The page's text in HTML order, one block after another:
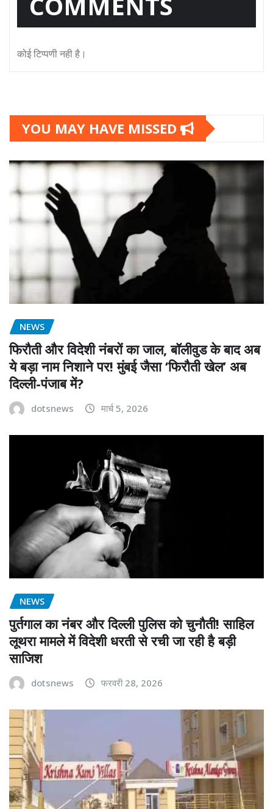
कोई टिप्पणी नही है।
YOU MAY HAVE MISSED
NEWS
फिरौती और विदेशी नंबरों का जाल, बॉलीवुड के बाद अब
ये बड़ा नाम निशाने पर! मुंबई जैसा ‘फिरौती खेल’ अब
दिल्ली-पंजाब में?
dotsnews मार्च 5, 2026
NEWS
पुर्तगाल का नंबर और दिल्ली पुलिस को चुनौती! साहिल
लूथरा मामले में विदेशी धरती से रची जा रही है बड़ी
साजिश
dotsnews फरवरी 28, 2026